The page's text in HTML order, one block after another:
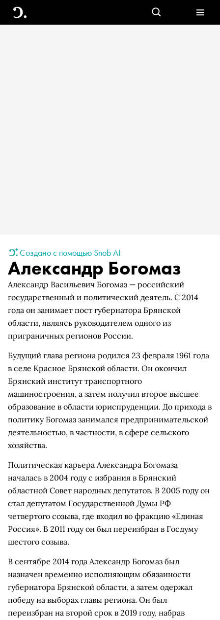
Создано с помощью Snob AI
Александр Богомаз
Александр Васильевич Богомаз — российский
государственный и политический деятель. С 2014
года он занимает пост губернатора Брянской
области, являясь руководителем одного из
приграничных регионов России.
Будущий глава региона родился 23 февраля 1961 года
в селе Красное Брянской области. Он окончил
Брянский институт транспортного
машиностроения, а затем получил второе высшее
образование в области юриспруденции. До прихода в
политику Богомаз занимался предпринимательской
деятельностью, в частности, в сфере сельского
хозяйства.
Политическая карьера Александра Богомаза
началась в 2004 году с избрания в Брянский
областной Совет народных депутатов. В 2005 году он
стал депутатом Государственной Думы РФ
четвертого созыва, где входил во фракцию «Единая
Россия». В 2011 году он был переизбран в Госдуму
шестого созыва.
В сентябре 2014 года Александр Богомаз был
назначен временно исполняющим обязанности
губернатора Брянской области, а затем одержал
победу на выборах главы региона. Он был
переизбран на второй срок в 2019 году, набрав